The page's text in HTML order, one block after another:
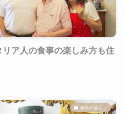
ア人の食事の楽しみ方も住
海外の暮らし